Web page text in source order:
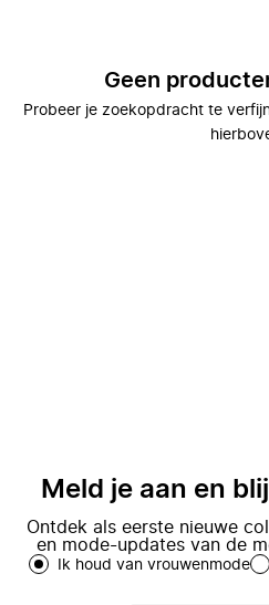
Geen
Probeer je zoekopdracht te
Meld je aan en
Ontdek als eerste nieuwe
en mode-updates van de
Ik houd van vrouwenmode